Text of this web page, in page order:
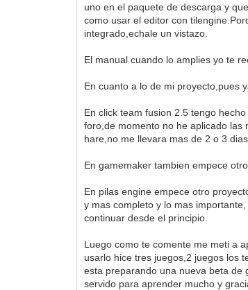
uno en el paquete de descarga y
como usar el editor con
integrado,echale un vistazo.
El manual cuando lo amplies yo te
En cuanto a lo de mi proyecto,pues
En click team fusion 2.5 tengo
foro,de momento no he aplicado
hare,no me llevara mas de 2 o 3 dias.
En gamemaker tambien empece
En pilas engine empece otro
y mas completo y lo mas
continuar desde el principio.
Luego como te comente me meti a
usarlo hice tres juegos,2 juegos los
esta preparando una nueva beta de
servido para aprender mucho y